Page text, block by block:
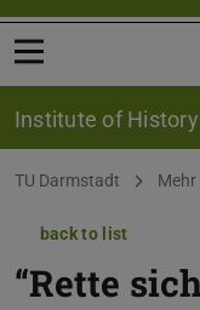
Open menu
Institute of History
You are here:
TU Darmstadt
back to list
“Rette